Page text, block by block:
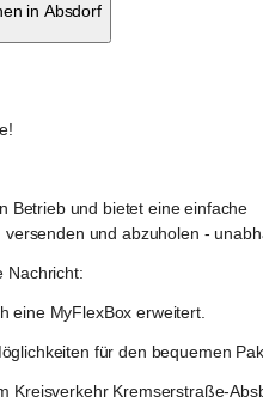
in Absdorf
Betrieb und bietet eine einfache
und abzuholen -
Nachricht:
eine MyFlexBox erweitert.
für den bequemen
Kreisverkehr Kremserstraße-